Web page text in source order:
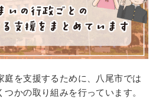
庭を支援するために、八尾市では
かの取り組みを行っています。